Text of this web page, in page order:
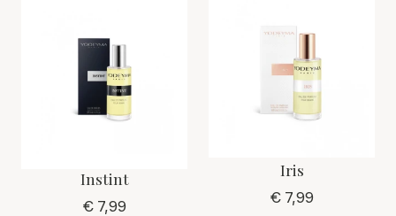
Instint
€ 7,99
Iris
€ 7,99